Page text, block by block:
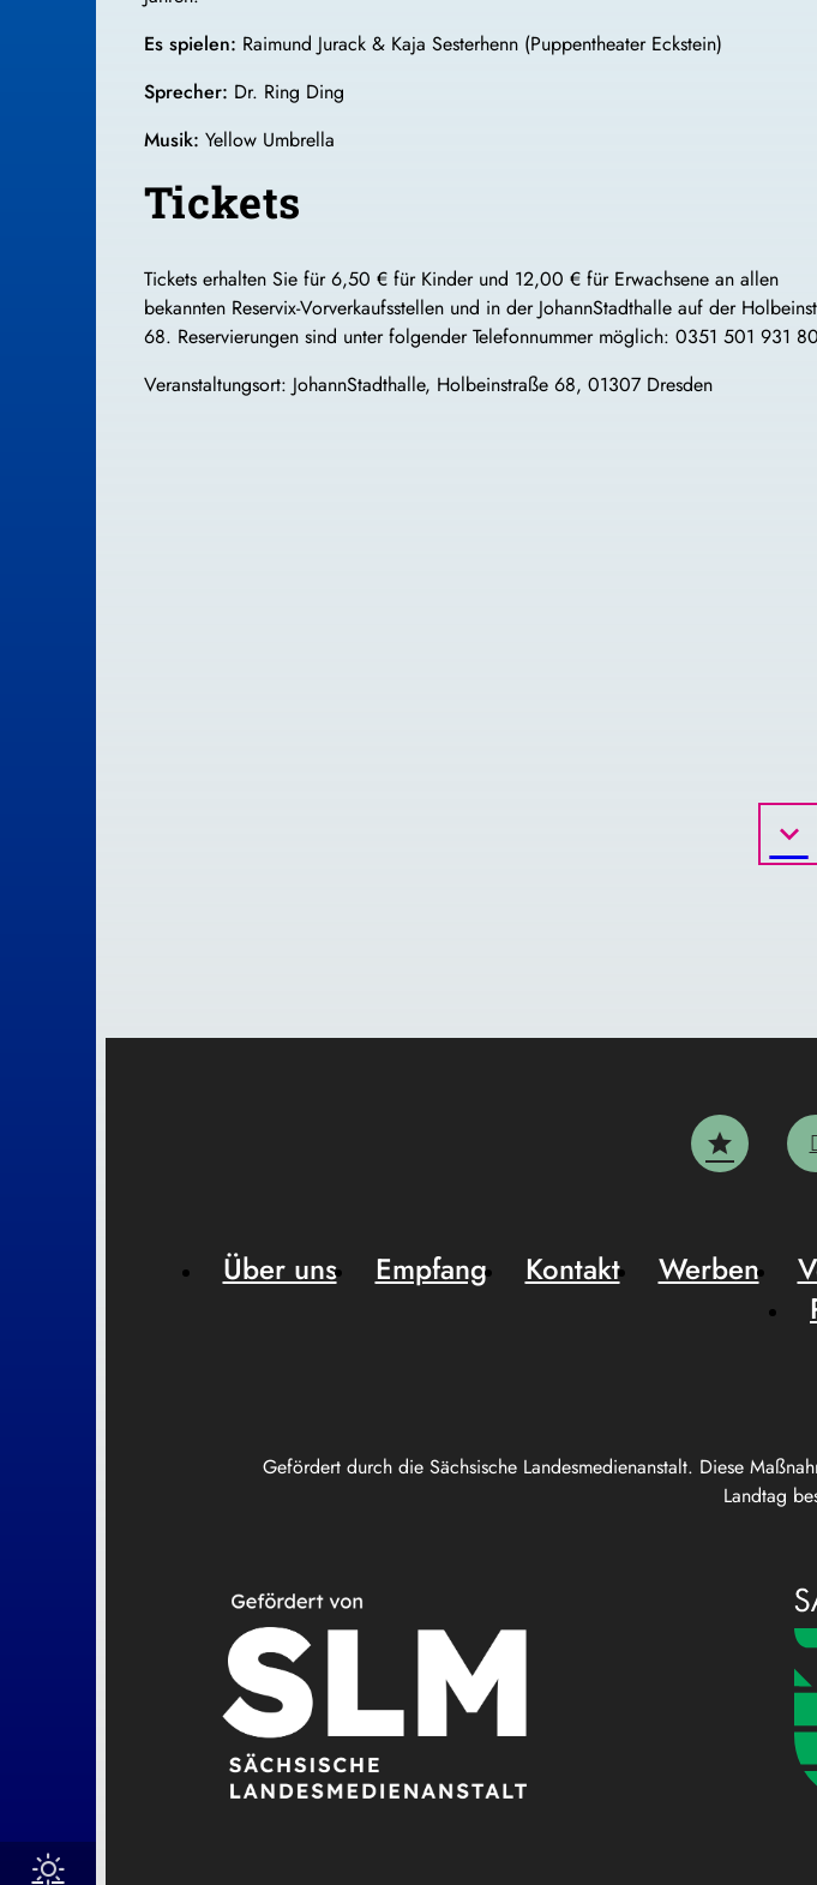
Es spielen: Raimund Jurack & Kaja Sesterhenn (Puppentheater Eckstein)
Sprecher: Dr. Ring Ding
Musik: Yellow Umbrella
Tickets
Tickets erhalten Sie für 6,50 € für Kinder und 12,00 € für Erwachsene an allen
bekannten Reservix-Vorverkaufsstellen und in der JohannStadthalle auf der
68. Reservierungen sind unter folgender Telefonnummer möglich: 0351 501 931
Veranstaltungsort: JohannStadthalle, Holbeinstraße 68, 01307 Dresden
Gefördert durch die Sächsische Landesmedienanstalt. Diese
Landtag
Über uns Empfang Kontakt Werben